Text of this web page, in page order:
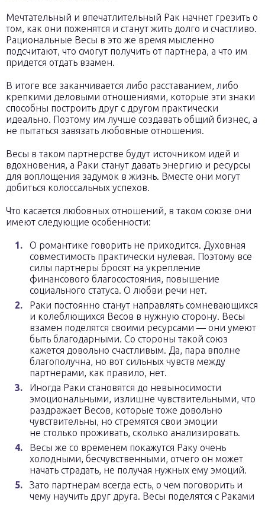
Мечтательный и впечатлительный Рак начнет грезить о
том, как они поженятся и станут жить долго и счастливо.
Рациональные Весы в это же время мысленно
подсчитают, что смогут получить от партнера, а что им
придется отдать взамен.
В итоге все заканчивается либо расставанием, либо
крепкими деловыми отношениями, которые эти знаки
способны построить друг с другом практически
идеально. Поэтому им лучше создавать общий бизнес, а
не пытаться завязать любовные отношения.
Весы в таком партнерстве будут источником идей и
вдохновения, а Раки станут давать энергию и ресурсы
для воплощения задумок в жизнь. Вместе они могут
добиться колоссальных успехов.
Что касается любовных отношений, в таком союзе они
имеют следующие особенности:
О романтике говорить не приходится. Духовная
совместимость практически нулевая. Поэтому все
силы партнеры бросят на укрепление
финансового благосостояния, повышение
социального статуса. О любви речи нет.
Раки постоянно станут направлять сомневающихся
и колеблющихся Весов в нужную сторону. Весы
взамен поделятся своими ресурсами — они умеют
быть благодарными. Со стороны такой союз
кажется довольно счастливым. Да, пара вполне
благополучна, но вот сильных чувств между
партнерами, как правило, нет.
Иногда Раки становятся до невыносимости
эмоциональными, излишне чувствительными, что
раздражает Весов, которые тоже довольно
чувствительны, но стремятся свои эмоции
не столько проживать, сколько анализировать.
Весы же со временем покажутся Раку очень
холодными, бесчувственными, отчего он может
начать страдать, не получая нужных ему эмоций.
Зато партнерам всегда есть, о чем поговорить и
чему научить друг друга. Весы поделятся с Раками